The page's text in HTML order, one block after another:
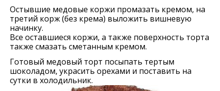
Остывшие медовые коржи промазать кремом, на
третий корж (без крема) выложить вишневую
начинку.
Все оставшиеся коржи, а также поверхность торта
также смазать сметанным кремом.
Готовый медовый торт посыпать тертым
шоколадом, украсить орехами и поставить на
сутки в холодильник.